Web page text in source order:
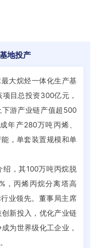
地投产
大烷烃一体化生产基
目总投资300亿元，
游产业链产值超500
年产280万吨丙烯、
，单套装置规模和单
，其100万吨丙烷脱
，丙烯丙烷分离塔高
业领先。董事局主席
新投入，优化产业链
为世界级化工企业，